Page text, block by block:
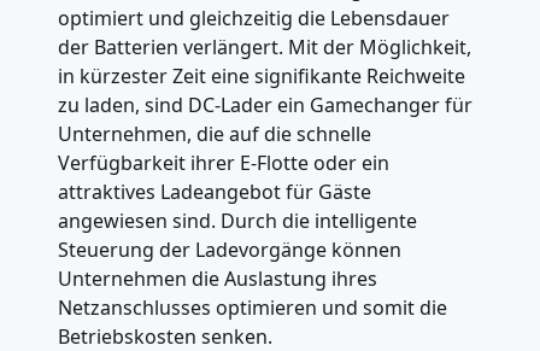
optimiert und gleichzeitig die Lebensdauer
der Batterien verlängert. Mit der Möglichkeit,
in kürzester Zeit eine signifikante Reichweite
zu laden, sind DC-Lader ein Gamechanger für
Unternehmen, die auf die schnelle
Verfügbarkeit ihrer E-Flotte oder ein
attraktives Ladeangebot für Gäste
angewiesen sind. Durch die intelligente
Steuerung der Ladevorgänge können
Unternehmen die Auslastung ihres
Netzanschlusses optimieren und somit die
Betriebskosten senken.